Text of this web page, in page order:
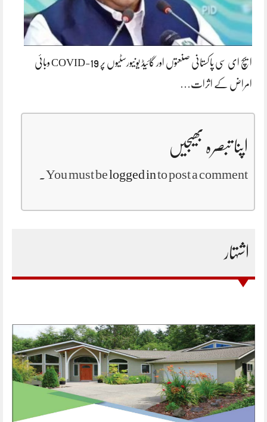
ایچ ای سی پاکستانی صنعتوں اور گائیڈ یونیورسٹیوں پر COVID-19 وبائی
امراض کے اثرات…
اپنا تبصرہ بھیجیں
You must belogged into post a comment.
اشتہار